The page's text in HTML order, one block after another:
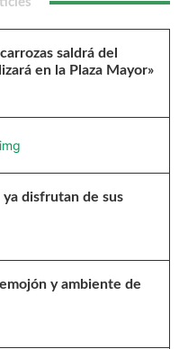
saldrá del
en la Plaza Mayor»
ya disfrutan de sus
y ambiente de